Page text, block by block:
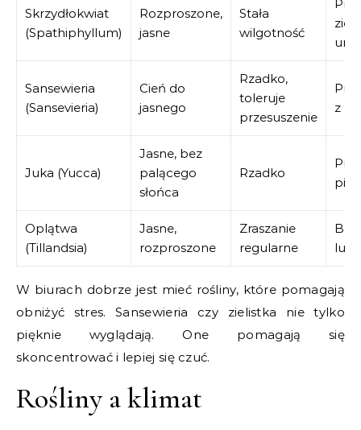
Skrzydłokwiat
(Spathiphyllum)
Rozproszone,
jasne
Stała
wilgotność
Sansewieria
(Sansevieria)
Cień do
jasnego
Rzadko,
toleruje
przesuszenie
z
Juka (Yucca)
Jasne, bez
palącego
słońca
Rzadko
Oplątwa
(Tillandsia)
Jasne,
rozproszone
Zraszanie
regularne
lub
W biurach dobrze jest mieć rośliny, które pomagają
obniżyć stres. Sansewieria czy zielistka nie tylko
pięknie wyglądają. One pomagają się
skoncentrować i lepiej się czuć.
Rośliny a klimat